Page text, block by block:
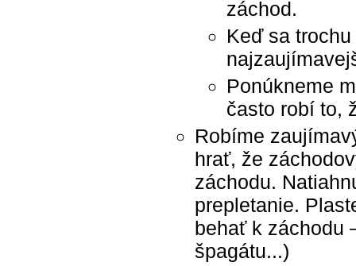
záchod.
Keď sa
Ponúkneme
často robí to,
Robíme
hrať, že
záchodu.
prepletanie.
behať k záchodu
špagátu...)